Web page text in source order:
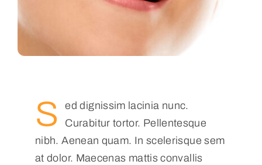
S
ed dignissim lacinia nunc.
Curabitur tortor. Pellentesque
nibh. Aenean quam. In scelerisque sem
at dolor. Maecenas mattis convallis